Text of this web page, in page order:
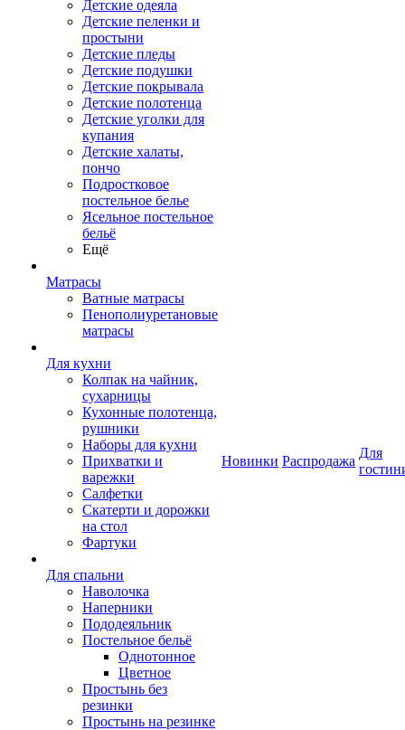
Детские одеяла
Детские пеленки и
простыни
Детские пледы
Детские подушки
Детские покрывала
Детские полотенца
Детские уголки для
купания
Детские халаты,
пончо
Подростковое
постельное белье
Ясельное постельное
бельё
Ещё
Матрасы
Ватные матрасы
Пенополиуретановые
матрасы
Для кухни
Колпак на чайник,
сухарницы
Кухонные полотенца,
рушники
Наборы для кухни
Прихватки и
варежки
Салфетки
Скатерти и дорожки
на стол
Фартуки
Для спальни
Наволочка
Наперники
Пододеяльник
Постельное бельё
Однотонное
Цветное
Простынь без
резинки
Простынь на резинке
Новинки Распродажа
Для